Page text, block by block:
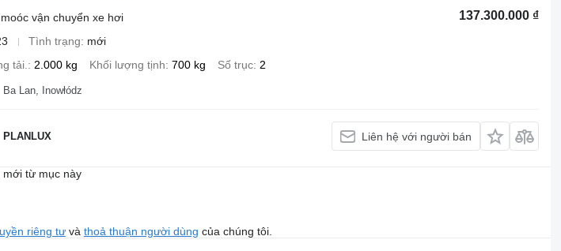
137.300.000 ₫
vận chuyển xe hơi
Tình trạng
mới
tải.
2.000 kg Khối lượng tịnh 700 kg Số trục 2
Ba Lan, Inowłódz
PLANLUX Liên hệ với người bán
từ mục này
riêng tưvà thoả thuận người dùng của chúng tôi.